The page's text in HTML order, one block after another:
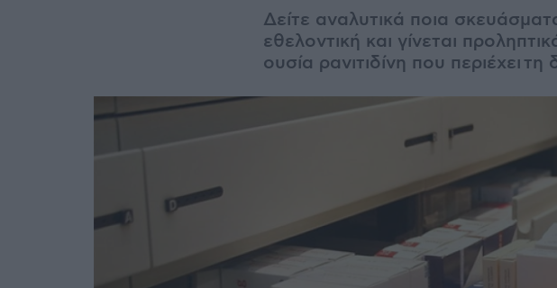
Δείτε αναλυτικά ποια
εθελοντική και γίνεται
ουσία ρανιτιδίνη που περιέχει